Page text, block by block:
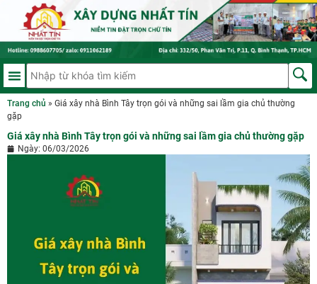
Trang chủ » Giá xây nhà Bình Tây trọn gói và những sai lầm gia chủ thường
gặp
Giá xây nhà Bình Tây trọn gói và những sai lầm gia chủ thường gặp
Ngày: 06/03/2026